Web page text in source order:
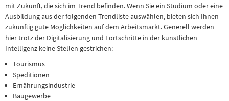
mit Zukunft, die sich im Trend befinden. Wenn Sie ein Studium oder eine
Ausbildung aus der folgenden Trendliste auswählen, bieten sich Ihnen
zukünftig gute Möglichkeiten auf dem Arbeitsmarkt. Generell werden
hier trotz der Digitalisierung und Fortschritte in der künstlichen
Intelligenz keine Stellen gestrichen:
Tourismus
Speditionen
Ernährungsindustrie
Baugewerbe